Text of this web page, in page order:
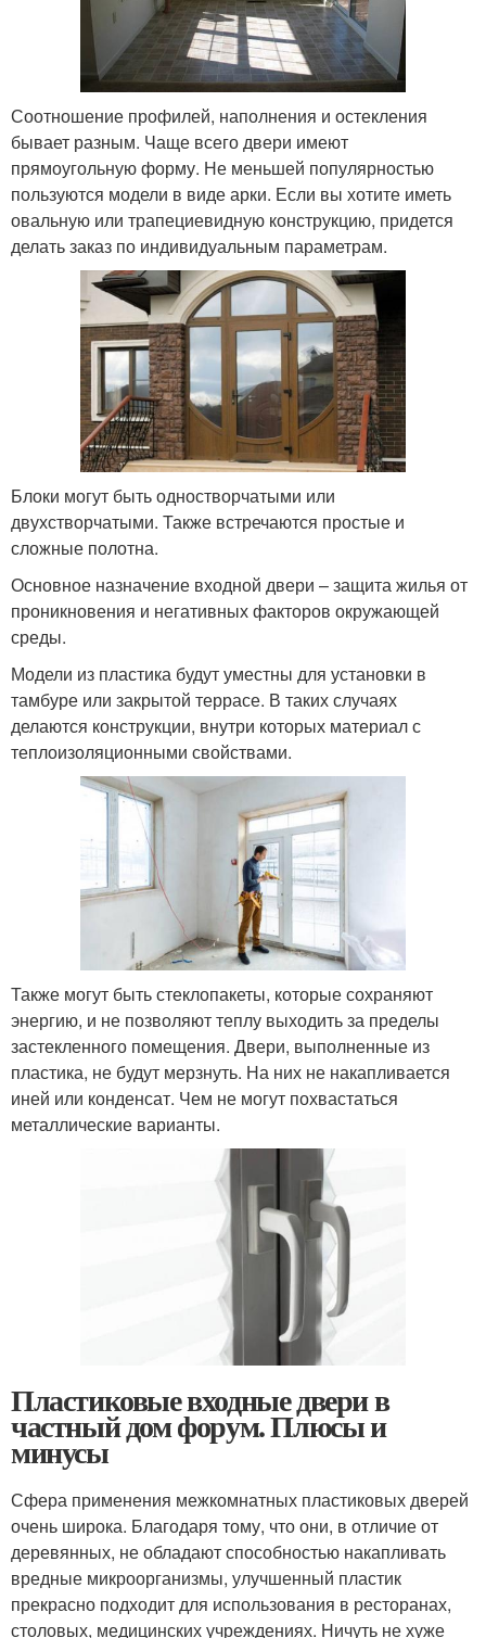
Соотношение профилей, наполнения и остекления
бывает разным. Чаще всего двери имеют
прямоугольную форму. Не меньшей популярностью
пользуются модели в виде арки. Если вы хотите иметь
овальную или трапециевидную конструкцию, придется
делать заказ по индивидуальным параметрам.
Блоки могут быть одностворчатыми или
двухстворчатыми. Также встречаются простые и
сложные полотна.
Основное назначение входной двери – защита жилья от
проникновения и негативных факторов окружающей
среды.
Модели из пластика будут уместны для установки в
тамбуре или закрытой террасе. В таких случаях
делаются конструкции, внутри которых материал с
теплоизоляционными свойствами.
Также могут быть стеклопакеты, которые сохраняют
энергию, и не позволяют теплу выходить за пределы
застекленного помещения. Двери, выполненные из
пластика, не будут мерзнуть. На них не накапливается
иней или конденсат. Чем не могут похвастаться
металлические варианты.
Пластиковые входные двери в
частный дом форум. Плюсы и
минусы
Сфера применения межкомнатных пластиковых дверей
очень широка. Благодаря тому, что они, в отличие от
деревянных, не обладают способностью накапливать
вредные микроорганизмы, улучшенный пластик
прекрасно подходит для использования в ресторанах,
столовых, медицинских учреждениях. Ничуть не хуже